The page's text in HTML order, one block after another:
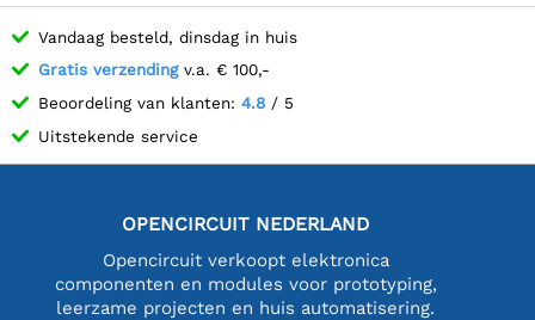
Vandaag besteld, dinsdag in huis
Gratis verzendingv.a. € 100,-
Beoordeling van klanten: 4.8 / 5
Uitstekende service
OPENCIRCUIT NEDERLAND
Opencircuit verkoopt elektronica
componenten en modules voor prototyping,
leerzame projecten en huis automatisering.